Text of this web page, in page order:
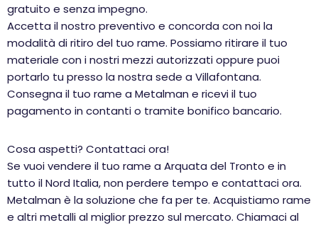
gratuito e senza impegno.
Accetta il nostro preventivo e concorda con noi la
modalità di ritiro del tuo rame. Possiamo ritirare il tuo
materiale con i nostri mezzi autorizzati oppure puoi
portarlo tu presso la nostra sede a Villafontana.
Consegna il tuo rame a Metalman e ricevi il tuo
pagamento in contanti o tramite bonifico bancario.
Cosa aspetti? Contattaci ora!
Se vuoi vendere il tuo rame a Arquata del Tronto e in
tutto il Nord Italia, non perdere tempo e contattaci ora.
Metalman è la soluzione che fa per te. Acquistiamo rame
e altri metalli al miglior prezzo sul mercato. Chiamaci al